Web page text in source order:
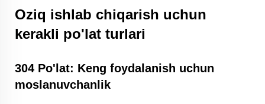
Oziq ishlab chiqarish uchun
kerakli po'lat turlari
304 Po'lat: Keng foydalanish uchun
moslanuvchanlik